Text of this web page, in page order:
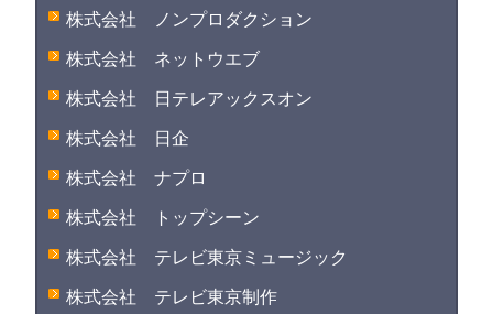
株式会社 ノンプロダクション
株式会社 ネットウエブ
株式会社 日テレアックスオン
株式会社 日企
株式会社 ナプロ
株式会社 トップシーン
株式会社 テレビ東京ミュージック
株式会社 テレビ東京制作